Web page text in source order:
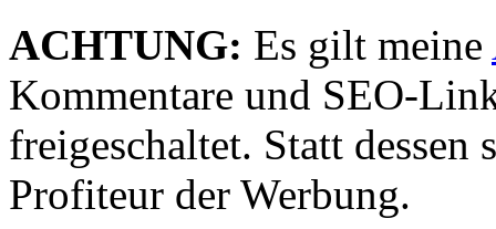
ACHTUNG: Es gilt meine
Kommentare und SEO-
freigeschaltet. Statt dessen
Profiteur der Werbung.